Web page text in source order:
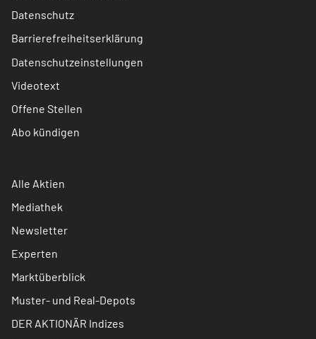
Datenschutz
Barrierefreiheitserklärung
Datenschutzeinstellungen
Videotext
Offene Stellen
Abo kündigen
Alle Aktien
Mediathek
Newsletter
Experten
Marktüberblick
Muster- und Real-Depots
DER AKTIONÄR Indizes